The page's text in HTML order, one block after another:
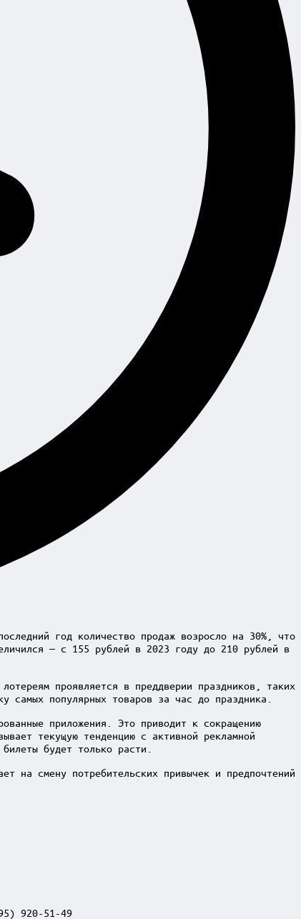
год количество продаж возросло на 30%, что
— с 155 рублей в 2023 году до 210 рублей в
проявляется в преддверии праздников, таких
популярных товаров за час до праздника.
приложения. Это приводит к сокращению
текущую тенденцию с активной рекламной
будет только расти.
на смену потребительских привычек и предпочтений
920-51-49